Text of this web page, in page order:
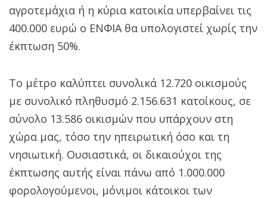
αγροτεμάχια ή η κύρια κατοικία υπερβαίνει τις
400.000 ευρώ ο ΕΝΦΙΑ θα υπολογιστεί χωρίς την
έκπτωση 50%.
Το μέτρο καλύπτει συνολικά 12.720 οικισμούς
με συνολικό πληθυσμό 2.156.631 κατοίκους, σε
σύνολο 13.586 οικισμών που υπάρχουν στη
χώρα μας, τόσο την ηπειρωτική όσο και τη
νησιωτική. Ουσιαστικά, οι δικαιούχοι της
έκπτωσης αυτής είναι πάνω από 1.000.000
φορολογούμενοι, μόνιμοι κάτοικοι των